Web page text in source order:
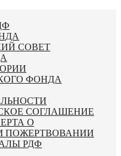
СОВЕТ
ФОНДА
СОГЛАШЕНИЕ
О
ПОЖЕРТВОВАНИИ
РДФ